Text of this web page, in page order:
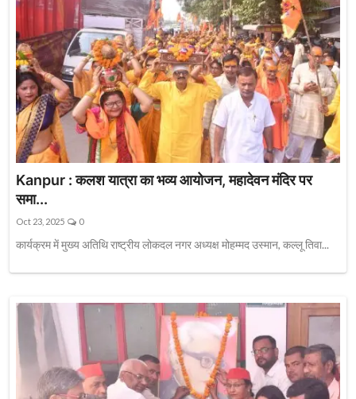
Kanpur : कलश यात्रा का भव्य आयोजन, महादेवन मंदिर पर
समा...
Oct 23, 2025 0
कार्यक्रम में मुख्य अतिथि राष्ट्रीय लोकदल नगर अध्यक्ष मोहम्मद उस्मान, कल्लू तिवा...